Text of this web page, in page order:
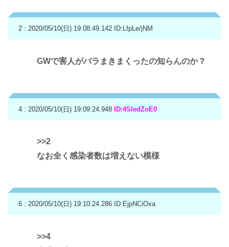
2 : 2020/05/10(日) 19:08:49.142 ID:LfpLe/jNM
GWで害人がバラまきまくったの知らんのか？
4 : 2020/05/10(日) 19:09:24.948 ID:4SIedZoE0
>>2
なお全く感染者数は増えない模様
6 : 2020/05/10(日) 19:10:24.286 ID:EjpNCiOxa
>>4